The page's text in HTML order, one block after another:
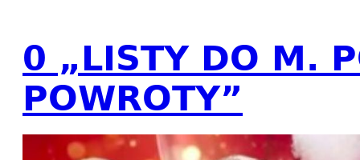
0 „LISTY DO M.
POWROTY”